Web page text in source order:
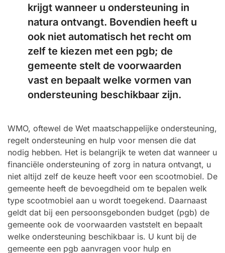
krijgt wanneer u ondersteuning in
natura ontvangt. Bovendien heeft u
ook niet automatisch het recht om
zelf te kiezen met een pgb; de
gemeente stelt de voorwaarden
vast en bepaalt welke vormen van
ondersteuning beschikbaar zijn.
WMO, oftewel de Wet maatschappelijke ondersteuning,
regelt ondersteuning en hulp voor mensen die dat
nodig hebben. Het is belangrijk te weten dat wanneer u
financiële ondersteuning of zorg in natura ontvangt, u
niet altijd zelf de keuze heeft voor een scootmobiel. De
gemeente heeft de bevoegdheid om te bepalen welk
type scootmobiel aan u wordt toegekend. Daarnaast
geldt dat bij een persoonsgebonden budget (pgb) de
gemeente ook de voorwaarden vaststelt en bepaalt
welke ondersteuning beschikbaar is. U kunt bij de
gemeente een pgb aanvragen voor hulp en